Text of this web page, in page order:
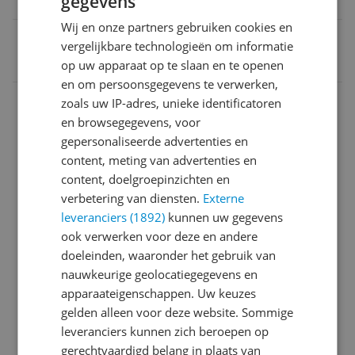
8806097185048
Aansluitingen
Afmetingen
Algemeen
Algemene kenmerken
Audio specificaties
Connectiviteit
Functies
Introductie en ondersteuning
Mogelijke vereisten instellen en gebruik
Wij en onze partners gebruiken cookies en
vergelijkbare technologieën om informatie
op uw apparaat op te slaan en te openen
en om persoonsgegevens te verwerken,
zoals uw IP-adres, unieke identificatoren
en browsegegevens, voor
gepersonaliseerde advertenties en
content, meting van advertenties en
content, doelgroepinzichten en
verbetering van diensten. Externe
leveranciers (1892) kunnen uw gegevens
ook verwerken voor deze en andere
doeleinden, waaronder het gebruik van
nauwkeurige geolocatiegegevens en
apparaateigenschappen. Uw keuzes
gelden alleen voor deze website. Sommige
leveranciers kunnen zich beroepen op
gerechtvaardigd belang in plaats van